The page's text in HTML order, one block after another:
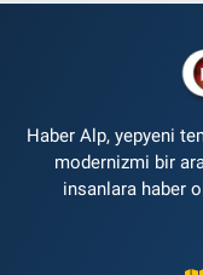
Haber Alp, yepyeni
modernizmi bir
insanlara haber